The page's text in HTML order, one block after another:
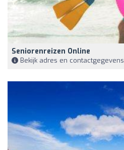
Seniorenreizen Online
Bekijk adres en contactgegevens